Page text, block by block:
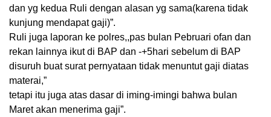
dan yg kedua Ruli dengan alasan yg sama(karena tidak
kunjung mendapat gaji)”.
Ruli juga laporan ke polres,,pas bulan Pebruari ofan dan
rekan lainnya ikut di BAP dan -+5hari sebelum di BAP
disuruh buat surat pernyataan tidak menuntut gaji diatas
materai,”
tetapi itu juga atas dasar di iming-imingi bahwa bulan
Maret akan menerima gaji”.